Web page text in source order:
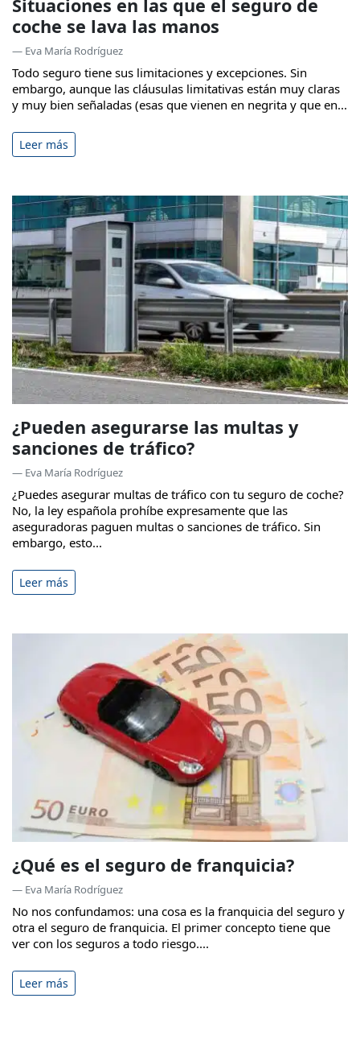
Situaciones en las que el seguro de
coche se lava las manos
— Eva María Rodríguez
Todo seguro tiene sus limitaciones y excepciones. Sin
embargo, aunque las cláusulas limitativas están muy claras
y muy bien señaladas (esas que vienen en negrita y que en...
Leer más
¿Pueden asegurarse las multas y
sanciones de tráfico?
— Eva María Rodríguez
¿Puedes asegurar multas de tráfico con tu seguro de coche?
No, la ley española prohíbe expresamente que las
aseguradoras paguen multas o sanciones de tráfico. Sin
embargo, esto...
Leer más
¿Qué es el seguro de franquicia?
— Eva María Rodríguez
No nos confundamos: una cosa es la franquicia del seguro y
otra el seguro de franquicia. El primer concepto tiene que
ver con los seguros a todo riesgo....
Leer más